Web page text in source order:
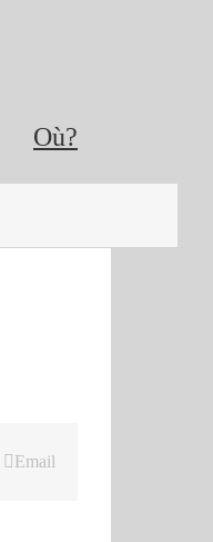
Où?
Email